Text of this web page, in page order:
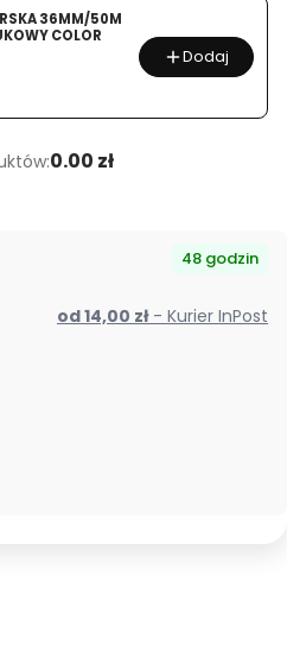
36MM/50M
COLOR
Dodaj
0.00 zł
48 godzin
od 14,00 zł - Kurier InPost